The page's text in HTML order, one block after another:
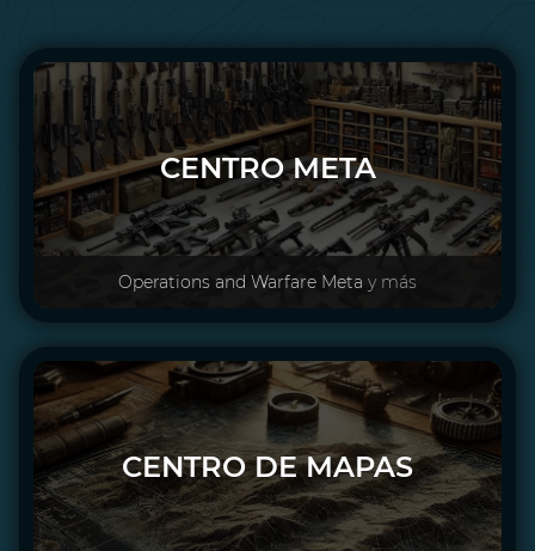
CENTRO META
Operations and Warfare Meta y más
CENTRO DE MAPAS